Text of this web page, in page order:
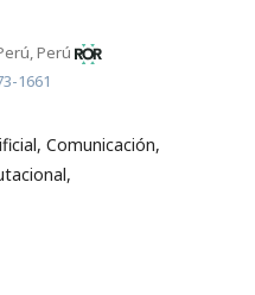
Perú
1661
Comunicación,